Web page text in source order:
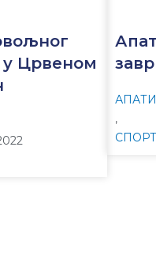
Црвеном
,
СПОРТ